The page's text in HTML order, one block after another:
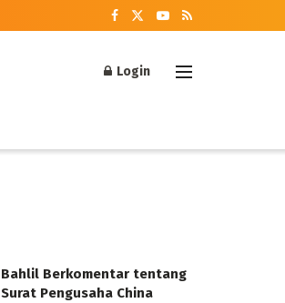
Login
Bahlil Berkomentar tentang
Surat Pengusaha China